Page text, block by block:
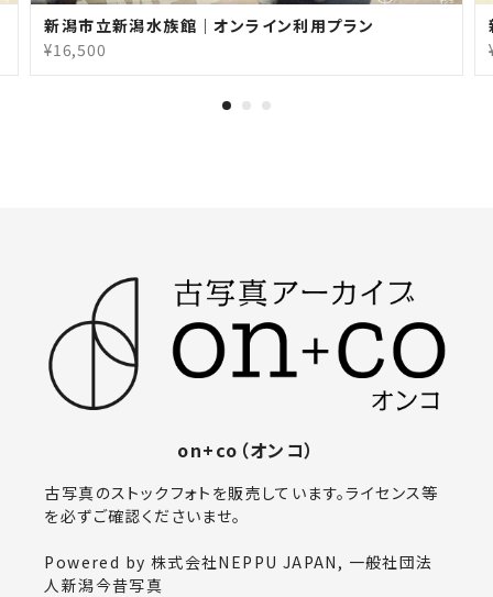
新潟市立新潟水族館｜オンライン利用プラン
¥16,500
on+co（オンコ）
古写真のストックフォトを販売しています。ライセンス等
を必ずご確認くださいませ。
Powered by 株式会社NEPPU JAPAN, 一般社団法
人新潟今昔写真